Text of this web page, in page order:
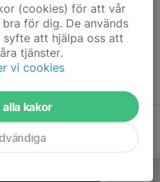
skrivet
(cookies) för att vår
för dig. De används
att hjälpa oss att
tjänster.
vi cookies
kakor